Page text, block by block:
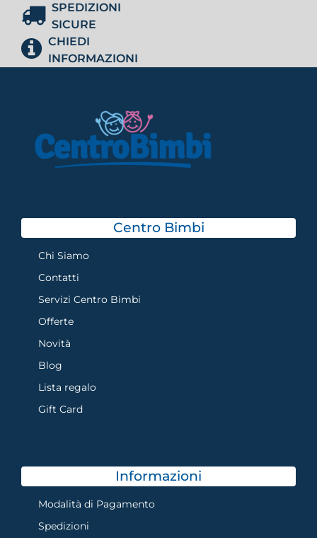
SPEDIZIONI
SICURE
CHIEDI
INFORMAZIONI
Centro Bimbi
Chi Siamo
Contatti
Servizi Centro Bimbi
Offerte
Novità
Blog
Lista regalo
Gift Card
Informazioni
Modalità di Pagamento
Spedizioni